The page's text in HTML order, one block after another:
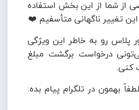
از شما از این بخش استفاده
تغییر ناگهانی متأسفیم ❤️
پلاس رو به خاطر این ویژگی
درخواست برگشت مبلغ
کنی.
بهمون در تلگرام پیام بده: